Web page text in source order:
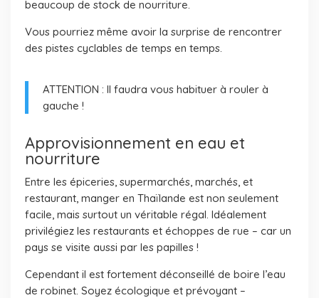
beaucoup de stock de nourriture.
Vous pourriez même avoir la surprise de rencontrer
des pistes cyclables de temps en temps.
ATTENTION : Il faudra vous habituer à rouler à
gauche !
Approvisionnement en eau et
nourriture
Entre les épiceries, supermarchés, marchés, et
restaurant, manger en Thaïlande est non seulement
facile, mais surtout un véritable régal. Idéalement
privilégiez les restaurants et échoppes de rue – car un
pays se visite aussi par les papilles !
Cependant il est fortement déconseillé de boire l’eau
de robinet. Soyez écologique et prévoyant –